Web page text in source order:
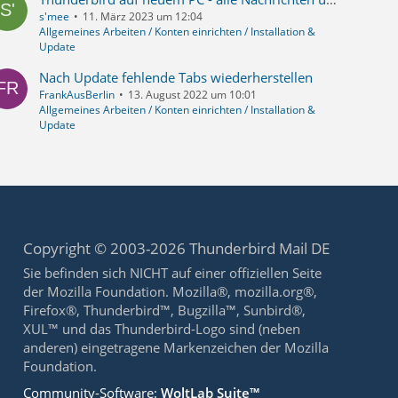
s'mee
11. März 2023 um 12:04
Allgemeines Arbeiten / Konten einrichten / Installation &
Update
Nach Update fehlende Tabs wiederherstellen
FrankAusBerlin
13. August 2022 um 10:01
Allgemeines Arbeiten / Konten einrichten / Installation &
Update
Copyright © 2003-2026 Thunderbird Mail DE
Sie befinden sich NICHT auf einer offiziellen Seite
der Mozilla Foundation. Mozilla®, mozilla.org®,
Firefox®, Thunderbird™, Bugzilla™, Sunbird®,
XUL™ und das Thunderbird-Logo sind (neben
anderen) eingetragene Markenzeichen der Mozilla
Foundation.
Community-Software:WoltLab Suite™